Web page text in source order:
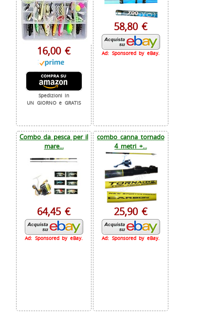
16,00 €
Spedizioni in
UN GIORNO e GRATIS
58,80 €
Ad: Sponsored by eBay.
Combo da pesca per il
mare...
64,45 €
Ad: Sponsored by eBay.
combo canna tornado
4 metri +...
25,90 €
Ad: Sponsored by eBay.